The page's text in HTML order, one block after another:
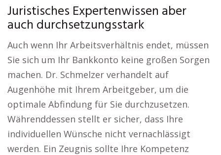
Juristisches Expertenwissen aber
auch durchsetzungsstark
Auch wenn Ihr Arbeitsverhältnis endet, müssen
Sie sich um Ihr Bankkonto keine großen Sorgen
machen. Dr. Schmelzer verhandelt auf
Augenhöhe mit Ihrem Arbeitgeber, um die
optimale Abfindung für Sie durchzusetzen.
Währenddessen stellt er sicher, dass Ihre
individuellen Wünsche nicht vernachlässigt
werden. Ein Zeugnis sollte Ihre Kompetenz